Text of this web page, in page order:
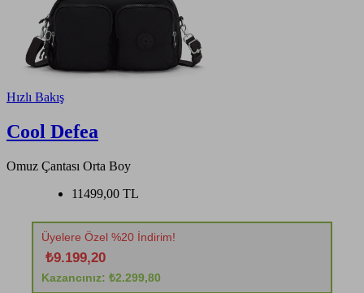
Hızlı Bakış
Cool Defea
Omuz Çantası Orta Boy
11499,00 TL
Üyelere Özel %20 İndirim!
₺9.199,20
Kazancınız: ₺2.299,80